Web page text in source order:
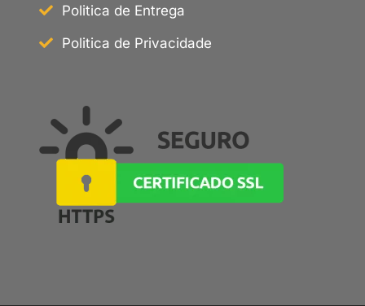
Politica de Entrega
Politica de Privacidade